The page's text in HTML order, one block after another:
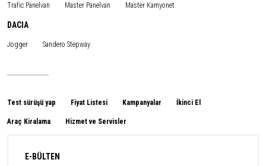
Trafic Panelvan Master Panelvan Master Kamyonet
DACIA
Jogger Sandero Stepway
Test sürüşü yap Fiyat Listesi Kampanyalar İkinci El
Araç Kiralama Hizmet ve Servisler
E-BÜLTEN